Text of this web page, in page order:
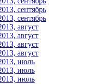
сентябрь
сентябрь
август
август
август
август
июль
июль
июль